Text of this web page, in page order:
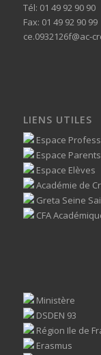
Tél: 01 49 92 90 90
Fax: 01 49 92 90 99
ce.0932126f@ac-
LIENS UTILES
Espace
Espace Parents
Espace Elèves
Académie de
Greta Seine
CFA
Ministère
DSDEN 93
Région Ile de
Erasmus